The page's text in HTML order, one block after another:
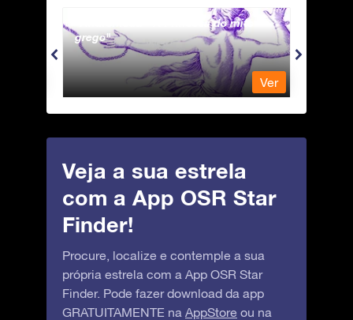
Andromeda - A Princesa do mito
grego
Ver
Veja a sua estrela
com a App OSR Star
Finder!
Procure, localize e contemple a sua
própria estrela com a App OSR Star
Finder. Pode fazer download da app
GRATUITAMENTE na AppStore ou na